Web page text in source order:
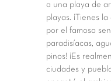
a una playa de
playas. ¡Tienes
por el famoso
paradisíacas,
pinos! ¡Es
ciudades y